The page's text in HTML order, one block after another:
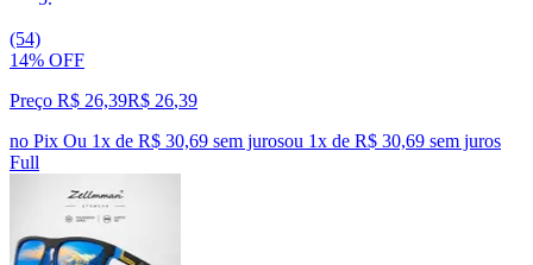
(54)
14% OFF
Preço R$ 26,39R$ 26,39
no Pix Ou 1x de R$ 30,69 sem jurosou 1x de R$ 30,69 sem juros
Full